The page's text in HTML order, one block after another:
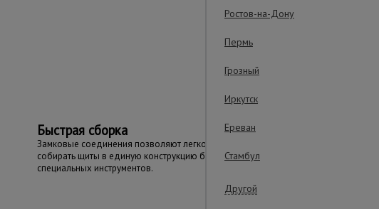
Важные
Быстрая сборка
Замковые соединения позволяют легко и быстро
собирать щиты в единую конструкцию без
специальных инструментов.
Ростов-на-Дону
Пермь
Грозный
Иркутск
Ереван
Стамбул
Другой